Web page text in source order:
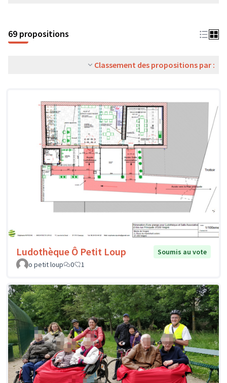
69 propositions
Classement des propositions par :
Ludothèque Ô Petit Loup
Soumis au vote
o petit loup
0 1